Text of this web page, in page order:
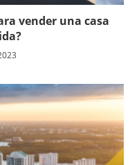
vender una casa